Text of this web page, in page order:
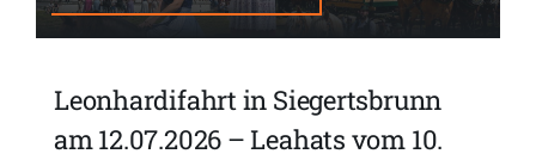
Leonhardifahrt in Siegertsbrunn
am 12.07.2026 – Leahats vom 10.